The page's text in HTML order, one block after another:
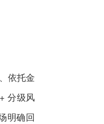
依托金
分级风
明确回